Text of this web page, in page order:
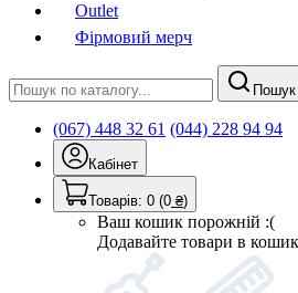
Outlet
Фірмовий мерч
Пошук
(067) 448 32 61 (044) 228 94 94
Кабінет
Товарів: 0 (0 ₴)
Ваш кошик порожній :(
Додавайте товари в